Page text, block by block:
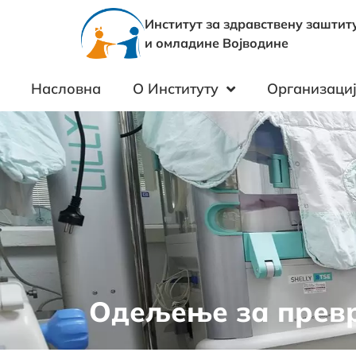
Институт за здравствену
и омладине Војводине
Насловна О Институту
Одељење за